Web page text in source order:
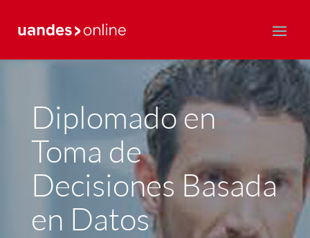
Postgrado y Educación Continua
Diplomado en
Toma de
Decisiones Basada
en Datos